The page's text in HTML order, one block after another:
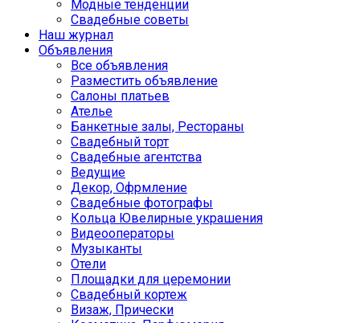
Модные тенденции
Свадебные советы
Наш журнал
Объявления
Все объявления
Разместить объявление
Салоны платьев
Ателье
Банкетные залы, Рестораны
Свадебный торт
Свадебные агентства
Ведущие
Декор, Офрмление
Свадебные фотографы
Кольца Ювелирные украшения
Видеооператоры
Музыканты
Отели
Площадки для церемонии
Свадебный кортеж
Визаж, Прически